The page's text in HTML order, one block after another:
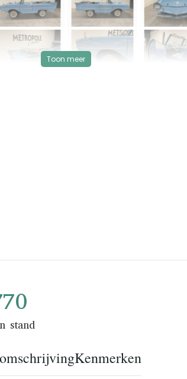
Toon meer
stand
Kenmerken